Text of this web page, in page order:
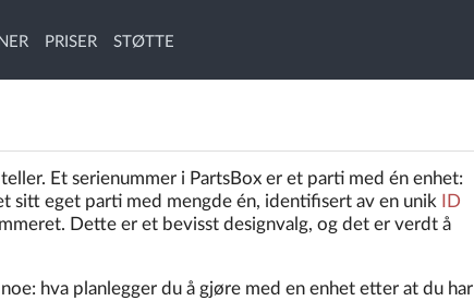
PRISER STØTTE
Et serienummer i PartsBox er et parti med én enhet:
sitt eget parti med mengde én, identifisert av en unik
ID
Dette er et bevisst designvalg, og det er verdt å
hva planlegger du å gjøre med en enhet etter at du har